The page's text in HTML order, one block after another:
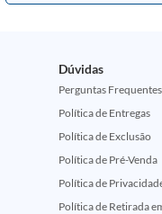
Dúvidas
Perguntas Frequentes
Política de Entregas
Política de Exclusão
Política de Pré-Venda
Política de
Política de Retirada